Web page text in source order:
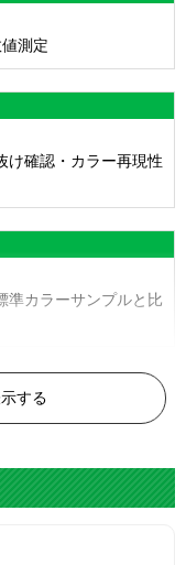
測定
け確認・カラー再現性
準カラーサンプルと比
する